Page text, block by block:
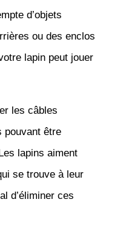
d’objets
ou des enclos
lapin peut jouer
les câbles
pouvant être
lapins aiment
se trouve à leur
d’éliminer ces